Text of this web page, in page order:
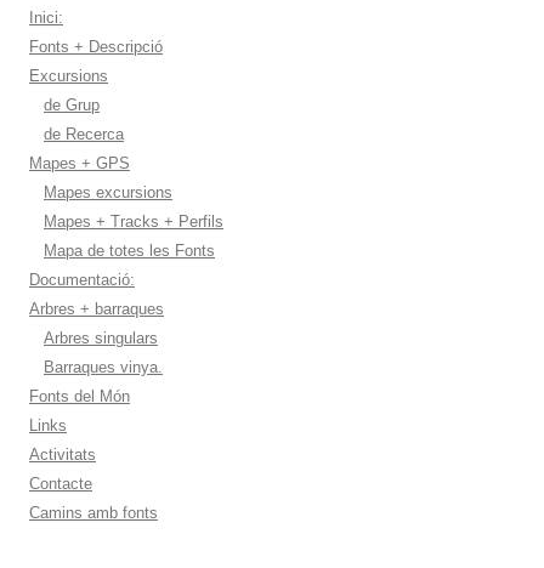
Inici:
Fonts + Descripció
Excursions
de Grup
de Recerca
Mapes + GPS
Mapes excursions
Mapes + Tracks + Perfils
Mapa de totes les Fonts
Documentació:
Arbres + barraques
Arbres singulars
Barraques vinya.
Fonts del Món
Links
Activitats
Contacte
Camins amb fonts